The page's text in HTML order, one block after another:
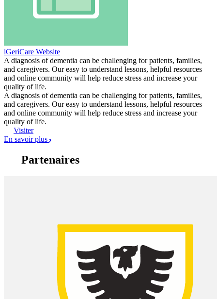
iGeriCare Website
A diagnosis of dementia can be challenging for patients, families,
and caregivers. Our easy to understand lessons, helpful resources
and online community will help reduce stress and increase your
quality of life.
A diagnosis of dementia can be challenging for patients, families,
and caregivers. Our easy to understand lessons, helpful resources
and online community will help reduce stress and increase your
quality of life.
Visiter
En savoir plus
Partenaires